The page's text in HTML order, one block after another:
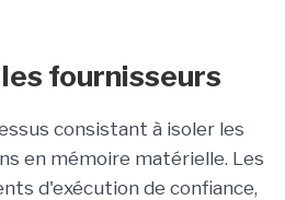
fournisseurs
consistant à isoler les
en mémoire matérielle. Les
d'exécution de confiance,